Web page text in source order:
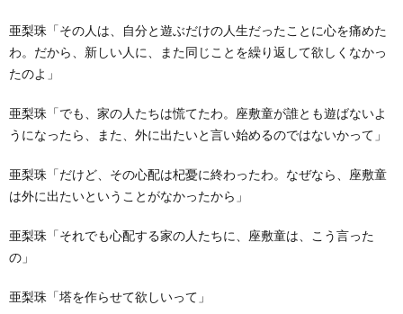
亜梨珠「その人は、自分と遊ぶだけの人生だったことに心を痛めた
わ。だから、新しい人に、また同じことを繰り返して欲しくなかっ
たのよ」
亜梨珠「でも、家の人たちは慌てたわ。座敷童が誰とも遊ばないよ
うになったら、また、外に出たいと言い始めるのではないかって」
亜梨珠「だけど、その心配は杞憂に終わったわ。なぜなら、座敷童
は外に出たいということがなかったから」
亜梨珠「それでも心配する家の人たちに、座敷童は、こう言った
の」
亜梨珠「塔を作らせて欲しいって」